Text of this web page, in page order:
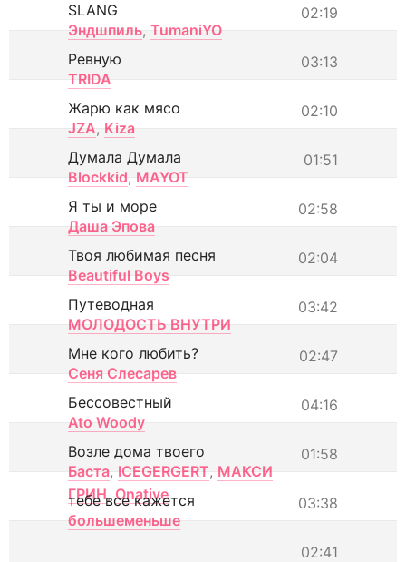
02:19
SLANG
Эндшпиль, TumaniYO
03:13
Ревную
TRIDA
02:10
Жарю как мясо
JZA, Kiza
01:51
Думала Думала
Blockkid, MAYOT
02:58
Я ты и море
Даша Эпова
02:04
Твоя любимая песня
Beautiful Boys
03:42
Путеводная
МОЛОДОСТЬ ВНУТРИ
02:47
Мне кого любить?
Сеня Слесарев
04:16
Бессовестный
Ato Woody
01:58
Возле дома твоего
Баста, ICEGERGERT, МАКСИ
ГРИН, Onative 03:38
тебе все кажется
большеменьше
02:41